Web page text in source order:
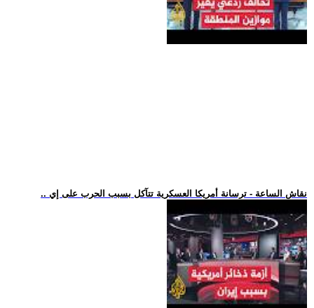
.. نقاش الساعة - ترسانة أمريكا العسكرية تتآكل بسبب الحرب على إي